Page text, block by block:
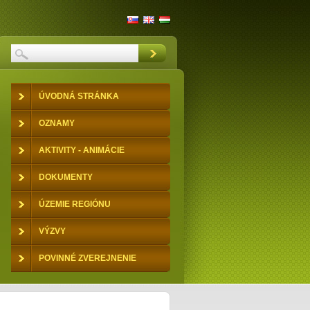
ÚVODNÁ STRÁNKA
OZNAMY
AKTIVITY - ANIMÁCIE
DOKUMENTY
ÚZEMIE REGIÓNU
VÝZVY
POVINNÉ ZVEREJNENIE